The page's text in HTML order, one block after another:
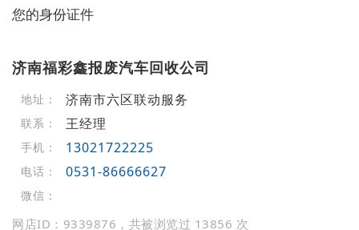
您的身份证件
济南福彩鑫报废汽车回收公司
地址： 济南市六区联动服务
联系： 王经理
手机： 13021722225
电话： 0531-86666627
微信：
网店ID：9339876，共被浏览过 13856 次